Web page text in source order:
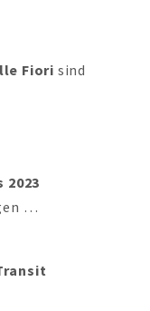
Fiori sind
2023
…